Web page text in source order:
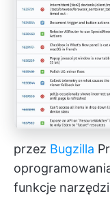
przez Bugzilla
funkcje